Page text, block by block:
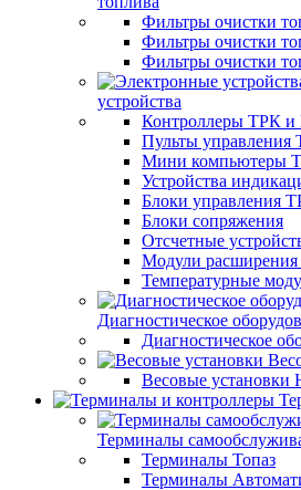
Фильтры очистки
Фильтры очистки
Фильтры очистки
устройства
Контроллеры ТРК
Пульты
Мини компьютеры
Устройства
Блоки управления
Блоки сопряжения
Отсчетные
Модули
Температурные
Диагностическое
Диагностическое
Весовые установки
Терминалы
Терминалы Топаз
Терминалы